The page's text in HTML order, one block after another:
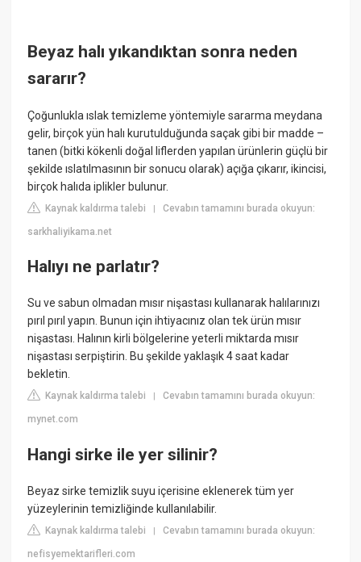
Beyaz halı yıkandıktan sonra neden
sararır?
Çoğunlukla ıslak temizleme yöntemiyle sararma meydana
gelir, birçok yün halı kurutulduğunda saçak gibi bir madde –
tanen (bitki kökenli doğal liflerden yapılan ürünlerin güçlü bir
şekilde ıslatılmasının bir sonucu olarak) açığa çıkarır, ikincisi,
birçok halıda iplikler bulunur.
Kaynak kaldırma talebi |Cevabın tamamını burada okuyun:
sarkhaliyikama.net
Halıyı ne parlatır?
Su ve sabun olmadan mısır nişastası kullanarak halılarınızı
pırıl pırıl yapın. Bunun için ihtiyacınız olan tek ürün mısır
nişastası. Halının kirli bölgelerine yeterli miktarda mısır
nişastası serpiştirin. Bu şekilde yaklaşık 4 saat kadar
bekletin.
Kaynak kaldırma talebi |Cevabın tamamını burada okuyun:
mynet.com
Hangi sirke ile yer silinir?
Beyaz sirke temizlik suyu içerisine eklenerek tüm yer
yüzeylerinin temizliğinde kullanılabilir.
Kaynak kaldırma talebi |Cevabın tamamını burada okuyun:
nefisyemektarifleri.com